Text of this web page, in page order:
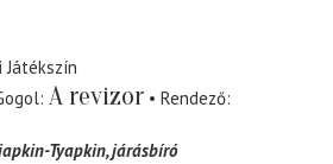
Játékszín
A revizor
Rendező
Tyapkin járásbíró